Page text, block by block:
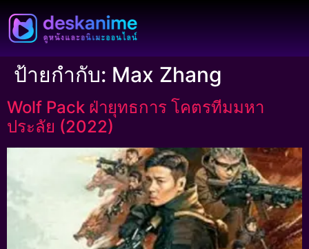
ป้ายกำกับ: Max Zhang
Wolf Pack ฝ่ายุทธการ โคตรทีมมหา
ประลัย (2022)